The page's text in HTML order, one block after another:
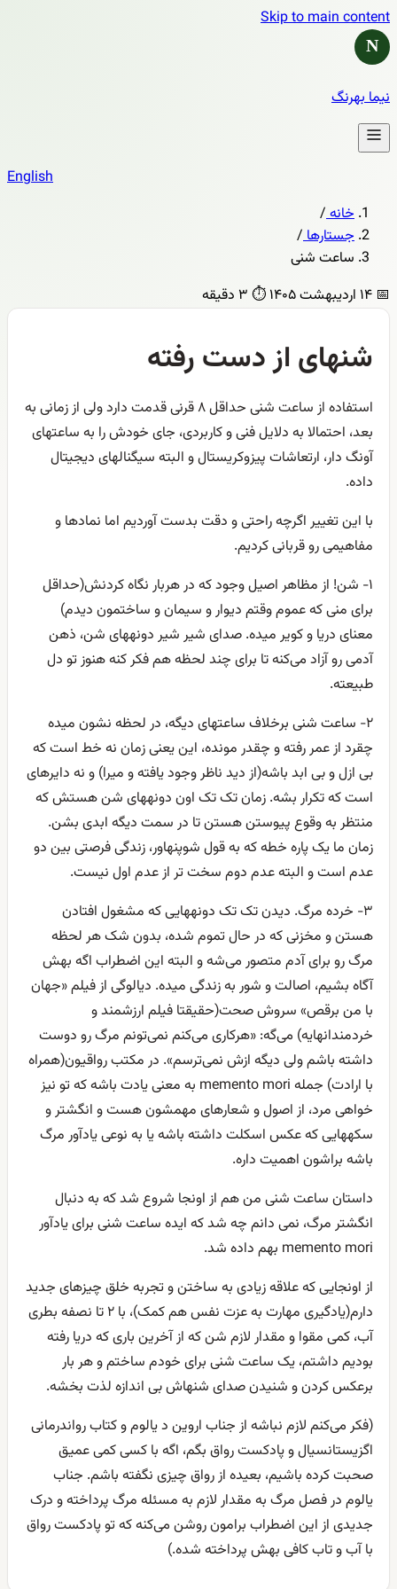
Skip to main content
N
نیما بهرنگ
English
خانه/
جستارها/
ساعت شنی
📅
⏱️
شنهای از دست رفته
استفاده از ساعت شنی حداقل ۸ قرنی قدمت دارد ولی از زمانی به
بعد، احتمالا به دلایل فنی و کاربردی، جای خودش را به ساعتهای
آونگ دار، ارتعاشات پیزوکریستال و البته سیگنالهای دیجیتال
داده.
با این تغییر اگرچه راحتی و دقت بدست آوردیم اما نمادها و
مفاهیمی رو قربانی کردیم.
۱- شن! از مظاهر اصیل وجود که در هربار نگاه کردنش(حداقل
برای منی که عموم وقتم دیوار و سیمان و ساختمون دیدم)
معنای دریا و کویر میده. صدای شیر شیر دونههای شن، ذهن
آدمی رو آزاد می‌کنه تا برای چند لحظه هم فکر کنه هنوز تو دل
طبیعته.
۲- ساعت شنی برخلاف ساعتهای دیگه، در لحظه نشون میده
چقرد از عمر رفته و چقدر مونده، این یعنی زمان نه خط است که
بی ازل و بی ابد باشه(از دید ناظر وجود یافته و میرا) و نه دایرهای
است که تکرار بشه. زمان تک تک اون دونههای شن هستش که
منتظر به وقوع پیوستن هستن تا در سمت دیگه ابدی بشن.
زمان ما یک پاره خطه که به قول شوپنهاور، زندگی فرصتی بین دو
عدم است و البته عدم دوم سخت تر از عدم اول نیست.
۳- خرده مرگ. دیدن تک تک دونههایی که مشغول افتادن
هستن و مخزنی که در حال تموم شده، بدون شک هر لحظه
مرگ رو برای آدم متصور می‌شه و البته این اضطراب اگه بهش
آگاه بشیم، اصالت و شور به زندگی میده. دیالوگی از فیلم «جهان
با من برقص» سروش صحت(حقیقتا فیلم ارزشمند و
خردمندانهایه) می‌گه: «هرکاری می‌کنم نمی‌تونم مرگ رو دوست
داشته باشم ولی دیگه ازش نمی‌ترسم». در مکتب رواقیون(همراه
با ارادت) جمله memento mori به معنی یادت باشه که تو نیز
خواهی مرد، از اصول و شعارهای مهمشون هست و انگشتر و
سکههایی که عکس اسکلت داشته باشه یا به نوعی یادآور مرگ
باشه براشون اهمیت داره.
داستان ساعت شنی من هم از اونجا شروع شد که به دنبال
انگشتر مرگ، نمی دانم چه شد که ایده ساعت شنی برای یادآور
memento mori بهم داده شد.
از اونجایی که علاقه زیادی به ساختن و تجربه خلق چیزهای جدید
دارم(یادگیری مهارت به عزت نفس هم کمک)، با ۲ تا نصفه بطری
آب، کمی مقوا و مقدار لازم شن که از آخرین باری که دریا رفته
بودیم داشتم، یک ساعت شنی برای خودم ساختم و هر بار
برعکس کردن و شنیدن صدای شنهاش بی اندازه لذت بخشه.
(فکر می‌کنم لازم نباشه از جناب اروین د یالوم و کتاب رواندرمانی
اگزیستانسیال و پادکست رواق بگم، اگه با کسی کمی عمیق
صحبت کرده باشیم، بعیده از رواق چیزی نگفته باشم. جناب
یالوم در فصل مرگ به مقدار لازم به مسئله مرگ پرداخته و درک
جدیدی از این اضطراب برامون روشن می‌کنه که تو پادکست رواق
با آب و تاب کافی بهش پرداخته شده.)